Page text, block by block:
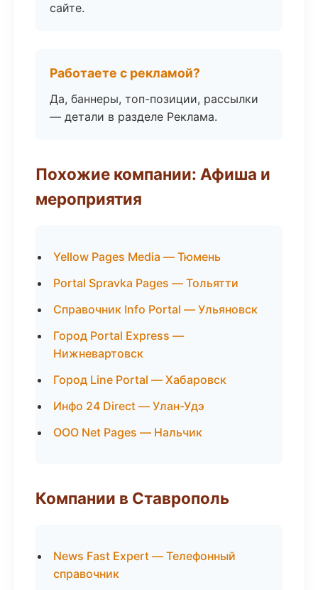
сайте.
Работаете с рекламой?
Да, баннеры, топ-позиции, рассылки
— детали в разделе Реклама.
Похожие компании: Афиша и
мероприятия
Yellow Pages Media — Тюмень
Portal Spravka Pages — Тольятти
Справочник Info Portal — Ульяновск
Город Portal Express —
Нижневартовск
Город Line Portal — Хабаровск
Инфо 24 Direct — Улан-Удэ
ООО Net Pages — Нальчик
Компании в Ставрополь
News Fast Expert — Телефонный
справочник